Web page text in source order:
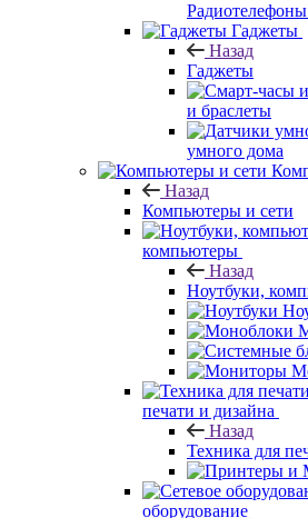
Гаджеты
Назад
Гаджеты
и браслеты
умного дома
Назад
Компьютеры и сети
компьютеры
Назад
Ноутбуки,
печати и дизайна
Назад
Техника для
оборудование